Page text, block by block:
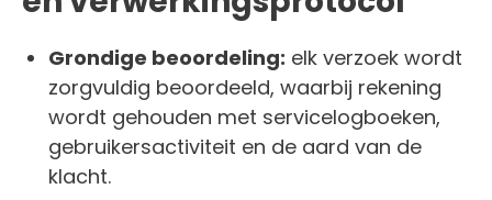
Grondige beoordeling: elk verzoek wordt
zorgvuldig beoordeeld, waarbij rekening
wordt gehouden met servicelogboeken,
gebruikersactiviteit en de aard van de
klacht.